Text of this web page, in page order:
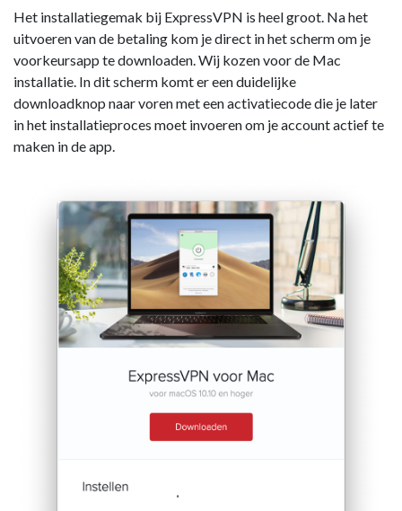
Het installatiegemak bij ExpressVPN is heel groot. Na het
uitvoeren van de betaling kom je direct in het scherm om je
voorkeursapp te downloaden. Wij kozen voor de Mac
installatie. In dit scherm komt er een duidelijke
downloadknop naar voren met een activatiecode die je later
in het installatieproces moet invoeren om je account actief te
maken in de app.